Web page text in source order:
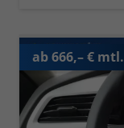
ab 666,– € mtl.